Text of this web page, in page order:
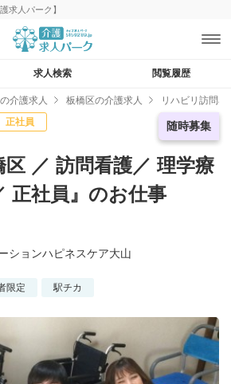
求人パーク】
求人検索 閲覧履歴
介護求人 板橋区の介護求人 リハビリ訪問
急募求人
随時募集
正社員
区 ／ 訪問看護／ 理学療
正社員』のお仕事
ションハピネスケア大山
限定 駅チカ